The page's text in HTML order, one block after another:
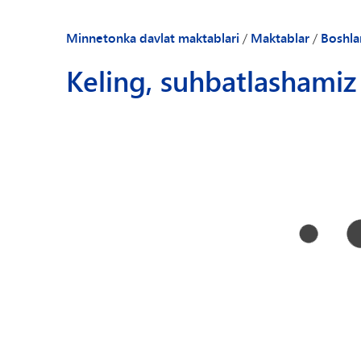
Ochiq havoda
Direktorga xush
Minnetonka davlat maktablari / Maktablar/
Keling, suhbatlashamiz